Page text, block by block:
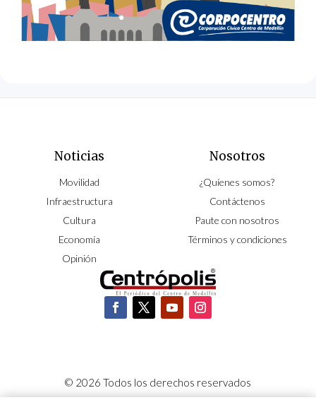
Noticias
Movilidad
Infraestructura
Cultura
Economía
Opinión
Nosotros
¿Quíenes somos?
Contáctenos
Paute con nosotros
Términos y condiciones
© 2026 Todos los derechos reservados